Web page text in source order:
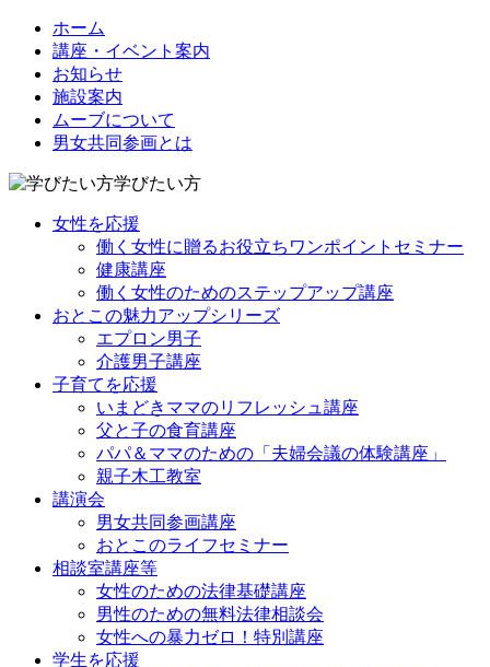
ホーム
講座・イベント案内
お知らせ
施設案内
ムーブについて
男女共同参画とは
学びたい方
女性を応援
働く女性に贈るお役立ちワンポイントセミナー
健康講座
働く女性のためのステップアップ講座
おとこの魅力アップシリーズ
エプロン男子
介護男子講座
子育てを応援
いまどきママのリフレッシュ講座
父と子の食育講座
パパ＆ママのための「夫婦会議の体験講座」
親子木工教室
講演会
男女共同参画講座
おとこのライフセミナー
相談室講座等
女性のための法律基礎講座
男性のための無料法律相談会
女性への暴力ゼロ！特別講座
学生を応援